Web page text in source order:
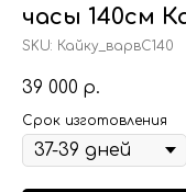
часы 140см
SKU: Кайку_варвС140
39 000 р.
Срок изготовления